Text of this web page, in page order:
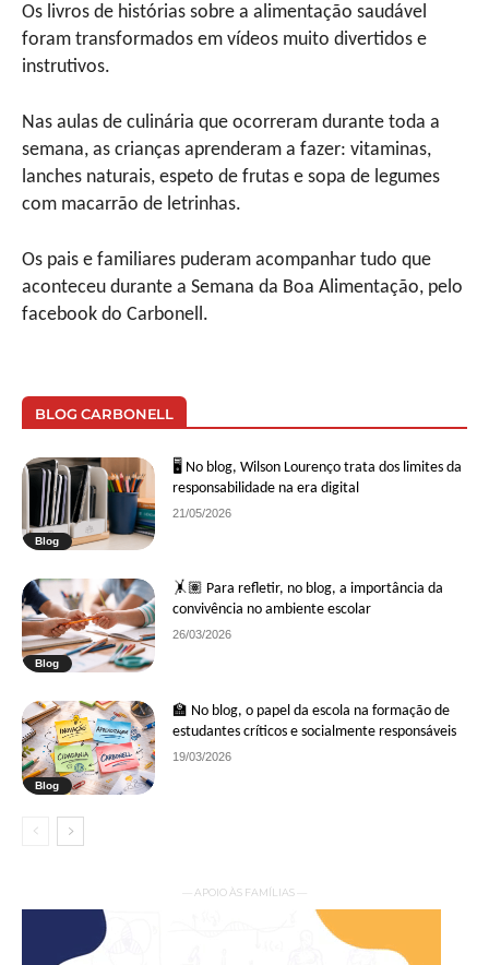
Os livros de histórias sobre a alimentação saudável
foram transformados em vídeos muito divertidos e
instrutivos.
Nas aulas de culinária que ocorreram durante toda a
semana, as crianças aprenderam a fazer: vitaminas,
lanches naturais, espeto de frutas e sopa de legumes
com macarrão de letrinhas.
Os pais e familiares puderam acompanhar tudo que
aconteceu durante a Semana da Boa Alimentação, pelo
facebook do Carbonell.
BLOG CARBONELL
Blog
🖥 No blog, Wilson Lourenço trata dos limites da
responsabilidade na era digital
21/05/2026
Blog
🤸🏽 Para refletir, no blog, a importância da
convivência no ambiente escolar
26/03/2026
Blog
🏫 No blog, o papel da escola na formação de
estudantes críticos e socialmente responsáveis
19/03/2026
— APOIO ÀS FAMÍLIAS —